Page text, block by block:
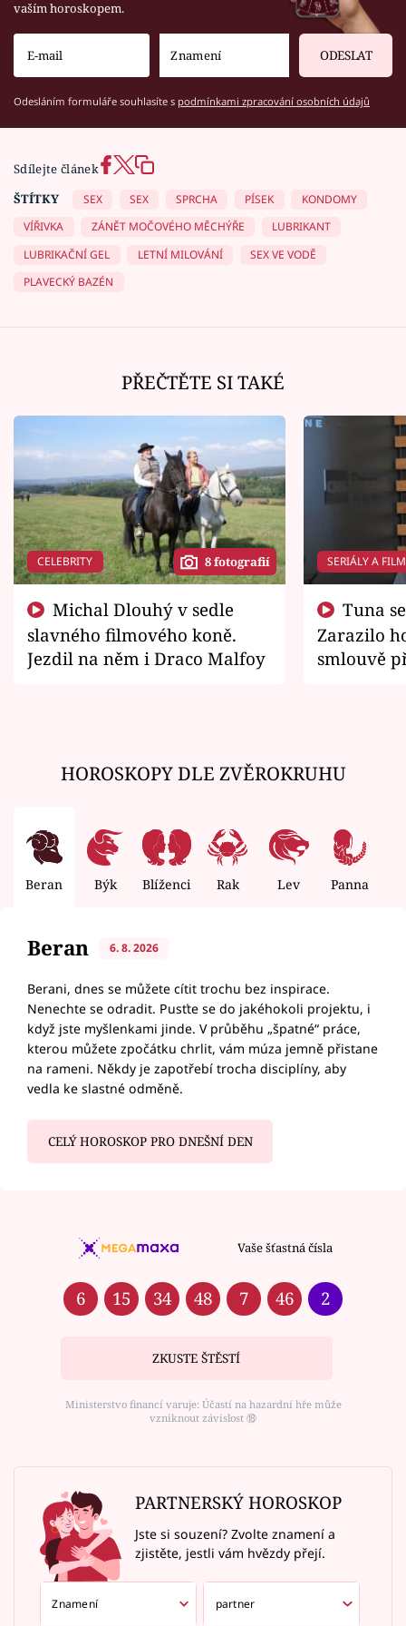
vaším horoskopem.
ODESLAT
Odesláním formuláře souhlasíte s podmínkami zpracování osobních údajů
Sdílejte článek
ŠTÍTKY
SEX SEX SPRCHA PÍSEK
KONDOMY
VÍŘIVKA
ZÁNĚT MOČOVÉHO MĚCHÝŘE
LUBRIKANT
LUBRIKAČNÍ GEL
LETNÍ MILOVÁNÍ
SEX VE VODĚ
PLAVECKÝ BAZÉN
PŘEČTĚTE SI TAKÉ
CELEBRITY 8 fotografií
slavného filmového koně.
Jezdil na něm i Draco Malfoy
SERIÁLY A
Zarazilo
smlouvě
HOROSKOPY DLE ZVĚROKRUHU
Beran Býk Blíženci Rak Lev Panna
Beran 6. 8. 2026
Berani, dnes se můžete cítit trochu bez inspirace.
Nenechte se odradit. Pusťte se do jakéhokoli projektu, i
když jste myšlenkami jinde. V průběhu „špatné“ práce,
kterou můžete zpočátku chrlit, vám múza jemně přistane
na rameni. Někdy je zapotřebí trocha disciplíny, aby
vedla ke slastné odměně.
CELÝ HOROSKOP PRO DNEŠNÍ DEN
Vaše šťastná čísla
6 15 34 48 7 46 2
ZKUSTE ŠTĚSTÍ
Ministerstvo financí varuje: Účastí na hazardní hře může
vzniknout závislost ⑱
PARTNERSKÝ HOROSKOP
Jste si souzení? Zvolte znamení a
zjistěte, jestli vám hvězdy přejí.